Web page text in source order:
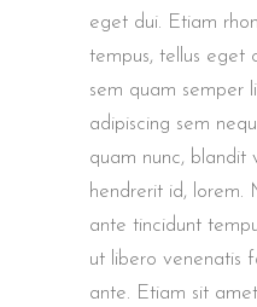
eget dui. Etiam
tempus, tellus eget
sem quam semper
adipiscing sem
quam nunc, blandit
hendrerit id, lorem.
ante tincidunt
ut libero venenatis
ante. Etiam sit